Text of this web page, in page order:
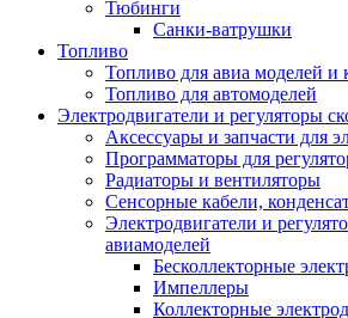
Тюбинги
Санки-ватрушки
Топливо
Топливо для авиа моделей и
Топливо для автомоделей
Электродвигатели и регуляторы
Аксессуары и запчасти для
Программаторы для
Радиаторы и вентиляторы
Сенсорные кабели,
Электродвигатели и
авиамоделей
Бесколлекторные
Импеллеры
Коллекторные